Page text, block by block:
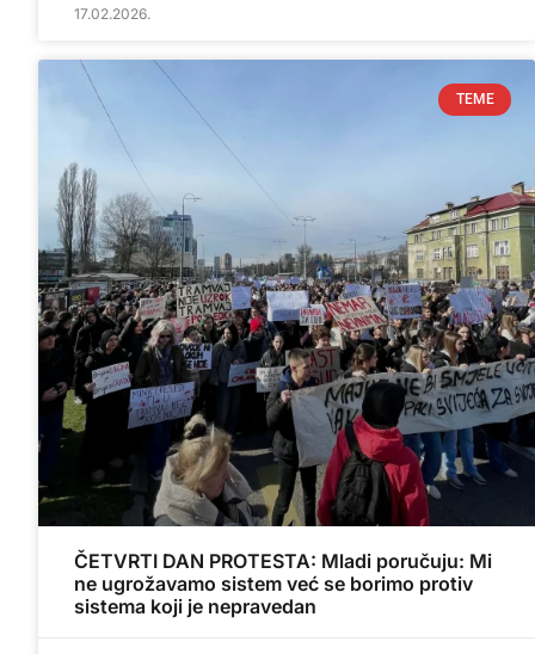
17.02.2026.
TEME
ČETVRTI DAN PROTESTA: Mladi poručuju: Mi
ne ugrožavamo sistem već se borimo protiv
sistema koji je nepravedan